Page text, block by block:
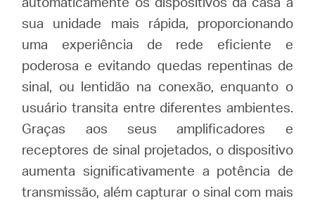
sua unidade mais rápida, proporcionando
uma experiência de rede eficiente e
poderosa e evitando quedas repentinas de
sinal, ou lentidão na conexão, enquanto o
usuário transita entre diferentes ambientes.
Graças aos seus amplificadores e
receptores de sinal projetados, o dispositivo
aumenta significativamente a potência de
transmissão, além capturar o sinal com mais